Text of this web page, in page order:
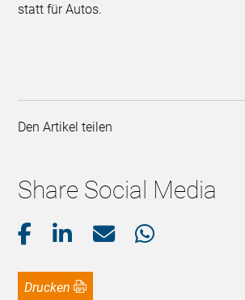
statt für Autos.
Den Artikel teilen
Share Social Media
Drucken